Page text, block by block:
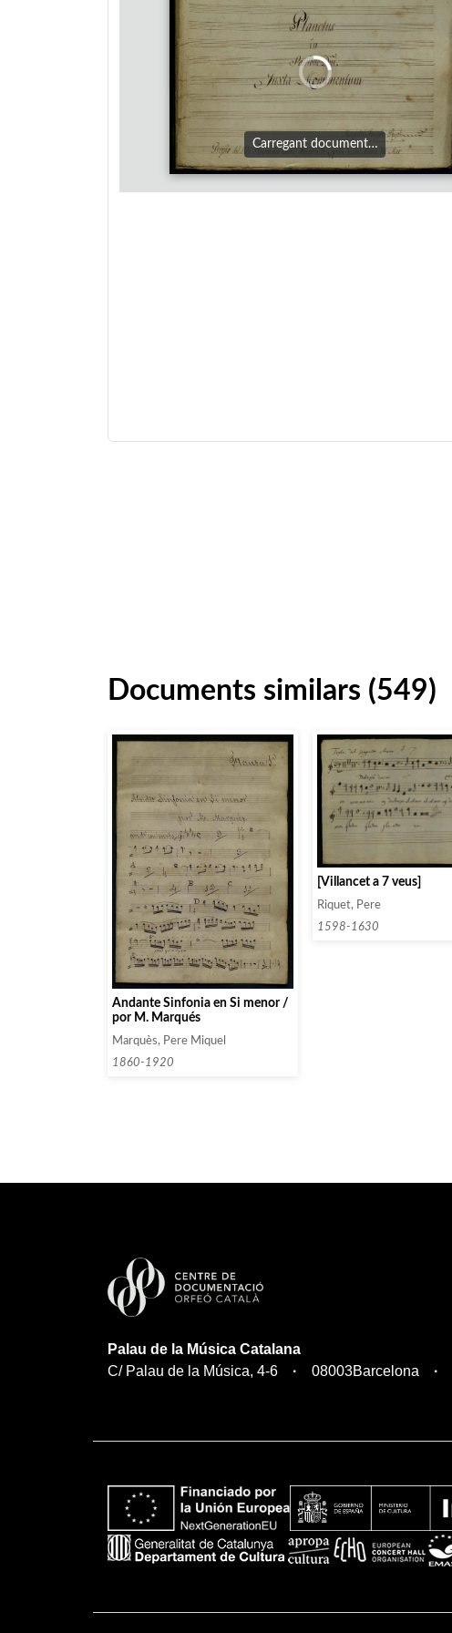
Carregant document…
Documents similars (549)
Andante Sinfonia en Si menor /
por M. Marqués
Marquès, Pere Miquel
1860-1920
[Villancet a 7 veus]
Riquet, Pere
1598-1630
Palau de la Música Catalana
C/ Palau de la Música, 4-6
08003Barcelona